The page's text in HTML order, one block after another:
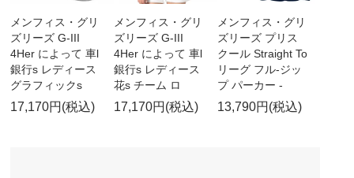
メンフィス・グリ
ズリーズ G-III
4Her によって 車l
銀行s レディース
グラフィックs
17,170円(税込)
メンフィス・グリ
ズリーズ G-III
4Her によって 車l
銀行s レディース
花s チーム ロ
17,170円(税込)
メンフィス・グリ
ズリーズ プリス
クール Straight To
リーグ フル-ジッ
プ パーカー -
13,790円(税込)